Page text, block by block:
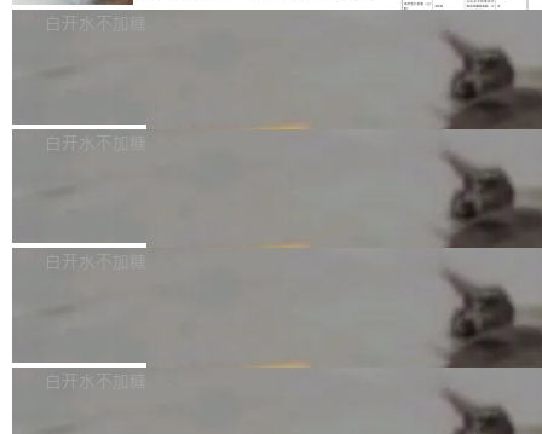
计是基于早期模型的能力—...
可以用来分析、提炼、审阅、建议，但不能用来
不得生成涉及安全性的关键变更，除非作者本身
有限公司披露IPO发行价格及战略配售结果，杭
36个月。 公告显示，本次宇树科技战略配售对
员工参与设立的专项资产管理计划。其中，Dee
获配9...
白开水不加糖
Bug fixes and enhancements 修复多次传递同
一个回归问题，该问题导致拉取镜像时会拒绝包
题，该问题可能导致在旧版 Linux 内核...
白开水不加糖
e 孵化器项目管理委员会（IPMC）投票中获得
P）！这一里程碑不仅标志着 Fluss 迈入新的发
白开水不加糖
长期停止内容更新，未能实现其作为“AI版维基百
白开水不加糖